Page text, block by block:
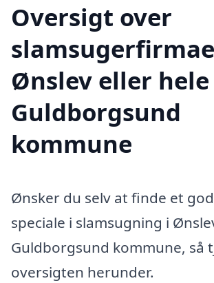
Oversigt over
Ønslev eller hele
Guldborgsund
kommune
Ønsker du selv at finde et
speciale i slamsugning i
Guldborgsund kommune, så
oversigten herunder.